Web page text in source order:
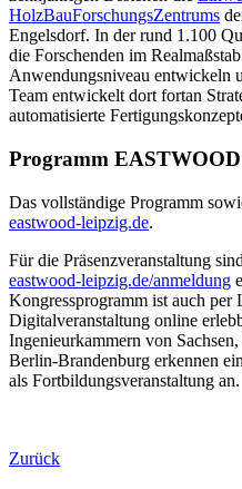
HolzBauForschungsZentrums
Engelsdorf. In der rund 1.100
die Forschenden im
Anwendungsniveau entwickeln
Team entwickelt dort fortan
automatisierte
Programm
Das vollständige Programm
eastwood-leipzig.de.
Für die Präsenzveranstaltung
eastwood-leipzig.de/anmeldung
Kongressprogramm ist auch per
Digitalveranstaltung online
Ingenieurkammern von
Berlin-Brandenburg erkennen
als Fortbildungsveranstaltung an.
Zurück